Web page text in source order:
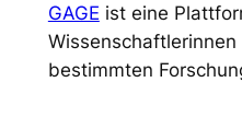
GAGE ist eine
Wissenschaftlerinnen
bestimmten